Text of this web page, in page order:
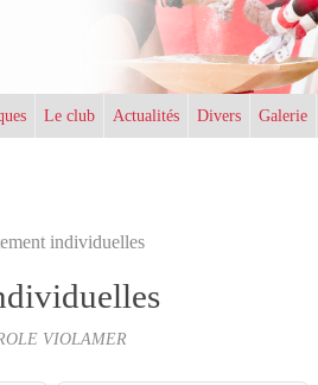
Le club Actualités Divers Galerie
individuelles
VIOLAMER